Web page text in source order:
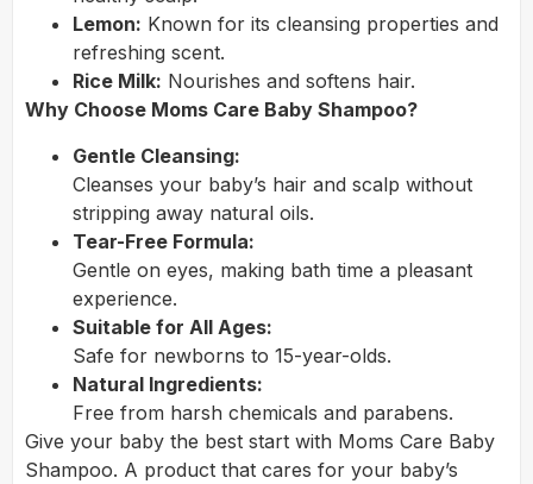
Lemon: Known for its cleansing properties and
refreshing scent.
Rice Milk: Nourishes and softens hair.
Why Choose Moms Care Baby Shampoo?
Gentle Cleansing:
Cleanses your baby’s hair and scalp without
stripping away natural oils.
Tear-Free Formula:
Gentle on eyes, making bath time a pleasant
experience.
Suitable for All Ages:
Safe for newborns to 15-year-olds.
Natural Ingredients:
Free from harsh chemicals and parabens.
Give your baby the best start with Moms Care Baby
Shampoo. A product that cares for your baby’s